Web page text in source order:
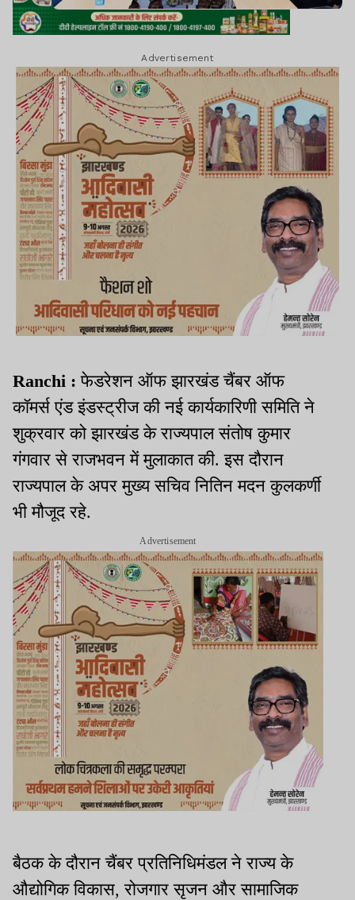
Advertisement
Ranchi : फेडरेशन ऑफ झारखंड चैंबर ऑफ
कॉमर्स एंड इंडस्ट्रीज की नई कार्यकारिणी समिति ने
शुक्रवार को झारखंड के राज्यपाल संतोष कुमार
गंगवार से राजभवन में मुलाकात की. इस दौरान
राज्यपाल के अपर मुख्य सचिव नितिन मदन कुलकर्णी
भी मौजूद रहे.
Advertisement
बैठक के दौरान चैंबर प्रतिनिधिमंडल ने राज्य के
औद्योगिक विकास, रोजगार सृजन और सामाजिक